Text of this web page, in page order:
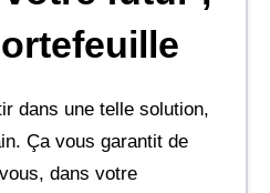
dans une telle solution,
Ça vous garantit de
dans votre